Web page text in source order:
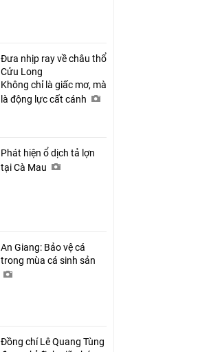
Đưa nhịp ray về châu thổ
Cửu Long
Không chỉ là giấc mơ, mà
là động lực cất cánh
Phát hiện ổ dịch tả lợn
tại Cà Mau
An Giang: Bảo vệ cá
trong mùa cá sinh sản
Đồng chí Lê Quang Tùng